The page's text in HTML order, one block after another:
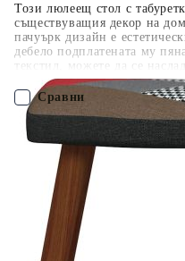
Този люлеещ стол с
съществуващия декор на
пачуърк дизайн е
дебело подплатената му
текстил, можете да се
време на седене.
столът за релакс няма да
стоманена рамка и крака,
холният стол с табуретка е
ПОРЪЧАЙ
Наш представител ще се
328204
Оцени продукта
Сравни